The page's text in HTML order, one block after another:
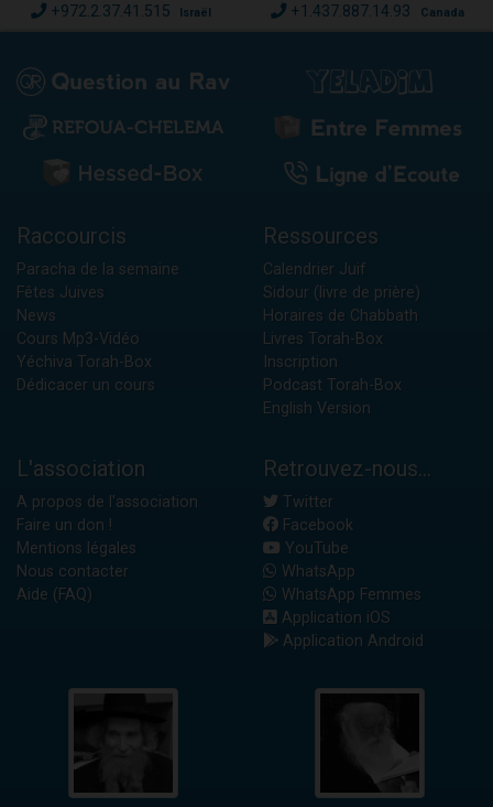
+972.2.37.41.515 Israël +1.437.887.14.93 Canada
Raccourcis
Paracha de la semaine
Fêtes Juives
News
Cours Mp3-Vidéo
Yéchiva Torah-Box
Dédicacer un cours
Ressources
Calendrier Juif
Sidour (livre de prière)
Horaires de Chabbath
Livres Torah-Box
Inscription
Podcast Torah-Box
English Version
L'association
A propos de l'association
Faire un don !
Mentions légales
Nous contacter
Aide (FAQ)
Retrouvez-nous...
Twitter
Facebook
YouTube
WhatsApp
WhatsApp Femmes
Application iOS
Application Android